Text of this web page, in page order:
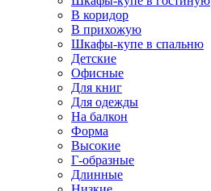
В коридор
В прихожую
Шкафы-купе в спальню
Детские
Офисные
Для книг
Для одежды
На балкон
Форма
Высокие
Г-образные
Длинные